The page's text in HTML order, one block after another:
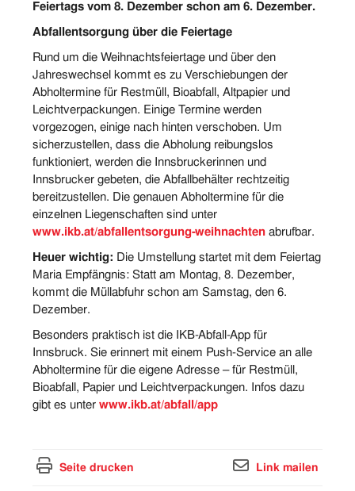
Feiertags vom 8. Dezember schon am 6. Dezember.
Abfallentsorgung über die Feiertage
Rund um die Weihnachtsfeiertage und über den
Jahreswechsel kommt es zu Verschiebungen der
Abholtermine für Restmüll, Bioabfall, Altpapier und
Leichtverpackungen. Einige Termine werden
vorgezogen, einige nach hinten verschoben. Um
sicherzustellen, dass die Abholung reibungslos
funktioniert, werden die Innsbruckerinnen und
Innsbrucker gebeten, die Abfallbehälter rechtzeitig
bereitzustellen. Die genauen Abholtermine für die
einzelnen Liegenschaften sind unter
www.ikb.at/abfallentsorgung-weihnachten abrufbar.
Heuer wichtig: Die Umstellung startet mit dem Feiertag
Maria Empfängnis: Statt am Montag, 8. Dezember,
kommt die Müllabfuhr schon am Samstag, den 6.
Dezember.
Besonders praktisch ist die IKB-Abfall-App für
Innsbruck. Sie erinnert mit einem Push-Service an alle
Abholtermine für die eigene Adresse – für Restmüll,
Bioabfall, Papier und Leichtverpackungen. Infos dazu
gibt es unter www.ikb.at/abfall/app
Seite drucken Link mailen